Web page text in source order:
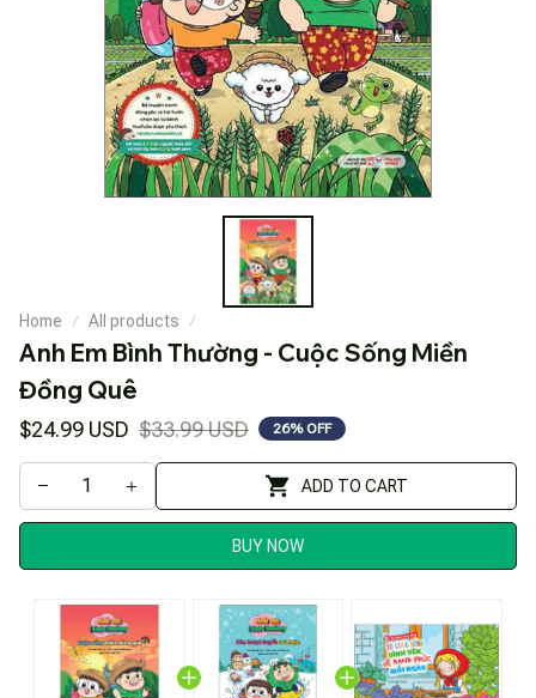
Home All products
Anh Em Bình Thường - Cuộc Sống Miền
Đồng Quê
$24.99 USD $33.99 USD 26% OFF
ADD TO CART
BUY NOW